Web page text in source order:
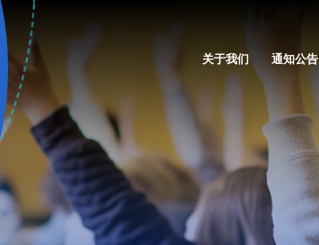
关于我们 通知公告